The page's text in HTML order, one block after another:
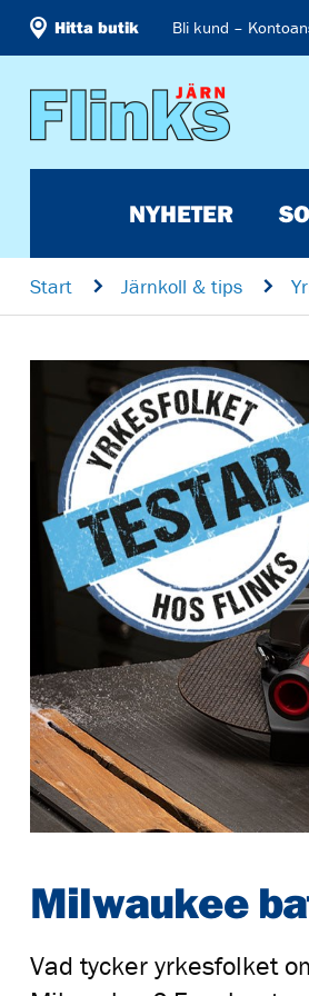
Hitta butik Bli kund –
NYHETER
Start n Järnkoll & tips n
Milwaukee
Vad tycker yrkesfolket